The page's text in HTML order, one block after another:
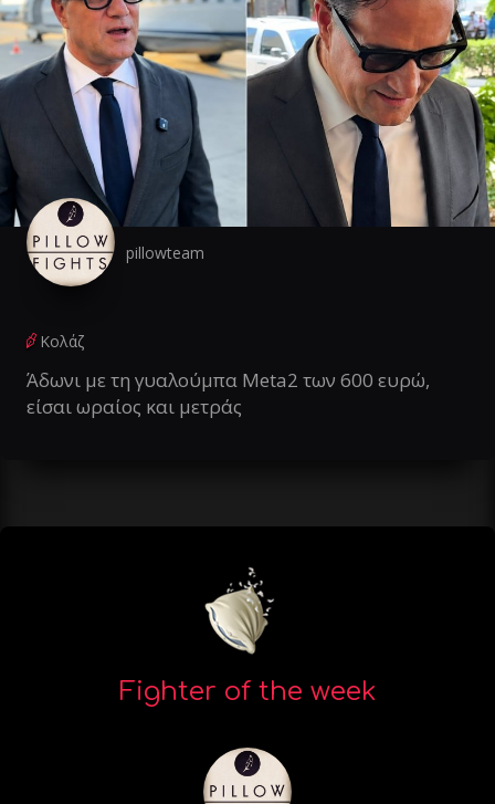
pillowteam
Κολάζ
Άδωνι με τη γυαλούμπα Meta2 των 600 ευρώ,
είσαι ωραίος και μετράς
Fighter of the week